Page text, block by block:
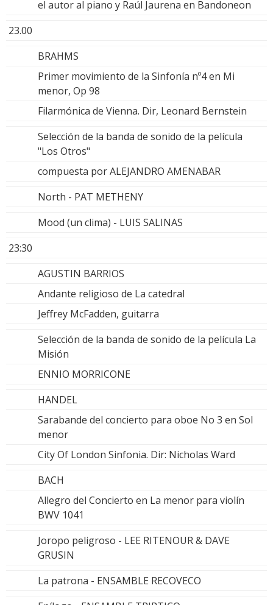
el autor al piano y Raúl Jaurena en Bandoneon
23.00
BRAHMS
Primer movimiento de la Sinfonía nº4 en Mi
menor, Op 98
Filarmónica de Vienna. Dir, Leonard Bernstein
Selección de la banda de sonido de la película
"Los Otros"
compuesta por ALEJANDRO AMENABAR
North - PAT METHENY
Mood (un clima) - LUIS SALINAS
23:30
AGUSTIN BARRIOS
Andante religioso de La catedral
Jeffrey McFadden, guitarra
Selección de la banda de sonido de la película La
Misión
ENNIO MORRICONE
HANDEL
Sarabande del concierto para oboe No 3 en Sol
menor
City Of London Sinfonia. Dir: Nicholas Ward
BACH
Allegro del Concierto en La menor para violín
BWV 1041
Joropo peligroso - LEE RITENOUR & DAVE
GRUSIN
La patrona - ENSAMBLE RECOVECO